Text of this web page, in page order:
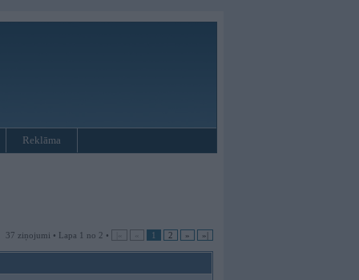
Reklāma
37 ziņojumi • Lapa 1 no 2 • |« « 1 2 » »|